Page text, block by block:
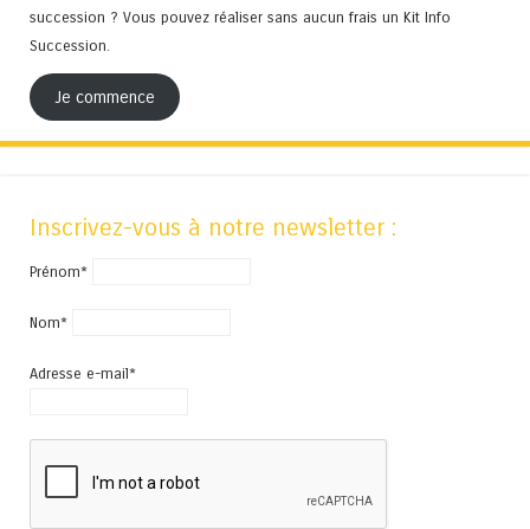
succession ? Vous pouvez réaliser sans aucun frais un Kit Info
Succession.
Je commence
Inscrivez-vous à notre newsletter :
Prénom*
Nom*
Adresse e-mail*